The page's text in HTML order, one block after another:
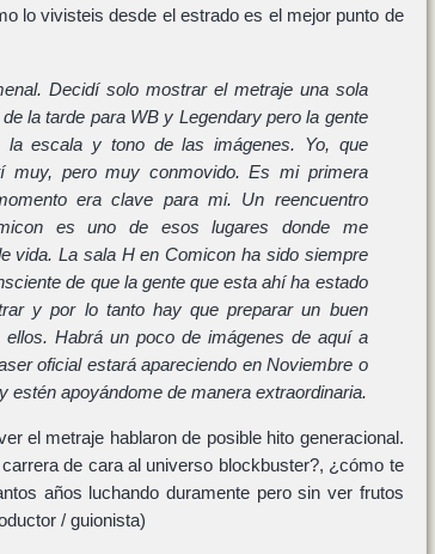
lo vivisteis desde el estrado es el mejor punto de
Decidí solo mostrar el metraje una sola
la tarde para WB y Legendary pero la gente
la escala y tono de las imágenes. Yo, que
muy, pero muy conmovido. Es mi primera
era clave para mi. Un reencuentro
es uno de esos lugares donde me
vida. La sala H en Comicon ha sido siempre
de que la gente que esta ahí ha estado
y por lo tanto hay que preparar un buen
Habrá un poco de imágenes de aquí a
oficial estará apareciendo en Noviembre o
estén apoyándome de manera extraordinaria.
el metraje hablaron de posible hito generacional.
de cara al universo blockbuster?, ¿cómo te
años luchando duramente pero sin ver frutos
/ guionista)